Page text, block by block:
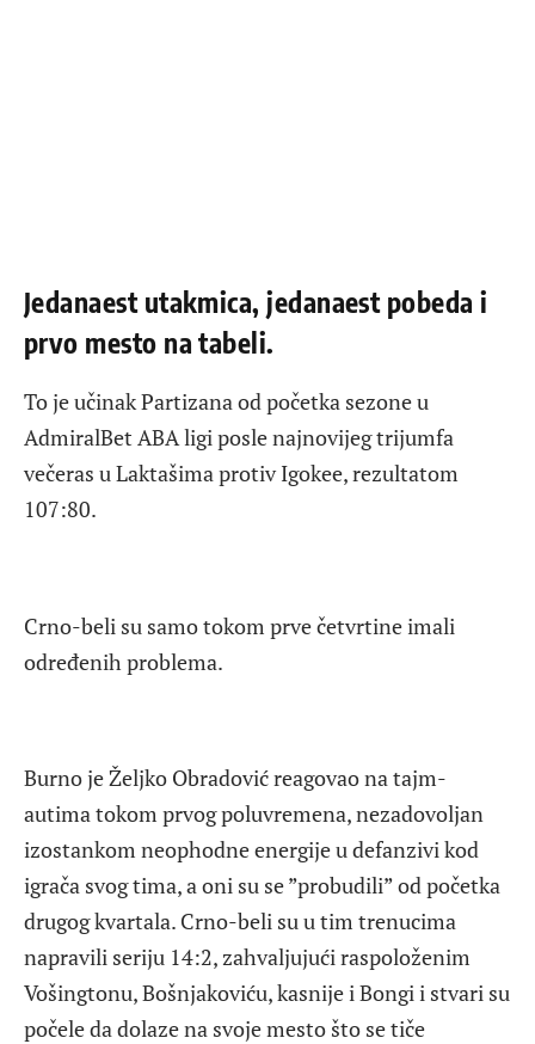
Jedanaest utakmica, jedanaest pobeda i
prvo mesto na tabeli.
To je učinak Partizana od početka sezone u
AdmiralBet ABA ligi posle najnovijeg trijumfa
večeras u Laktašima protiv Igokee, rezultatom
107:80.
Crno-beli su samo tokom prve četvrtine imali
određenih problema.
Burno je Željko Obradović reagovao na tajm-
autima tokom prvog poluvremena, nezadovoljan
izostankom neophodne energije u defanzivi kod
igrača svog tima, a oni su se ”probudili” od početka
drugog kvartala. Crno-beli su u tim trenucima
napravili seriju 14:2, zahvaljujući raspoloženim
Vošingtonu, Bošnjakoviću, kasnije i Bongi i stvari su
počele da dolaze na svoje mesto što se tiče